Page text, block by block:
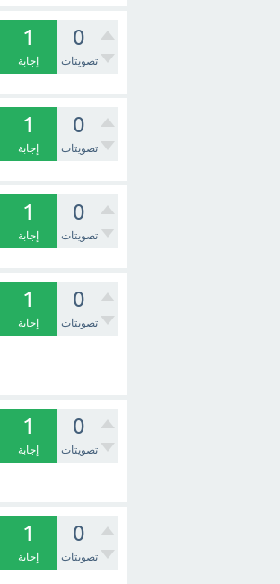
0
تصويتات
1
إجابة
0
تصويتات
1
إجابة
0
تصويتات
1
إجابة
0
تصويتات
1
إجابة
0
تصويتات
1
إجابة
0
تصويتات
1
إجابة